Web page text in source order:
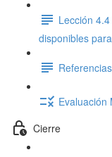
Lección
disponibles
Referencias
Evaluación
Cierre